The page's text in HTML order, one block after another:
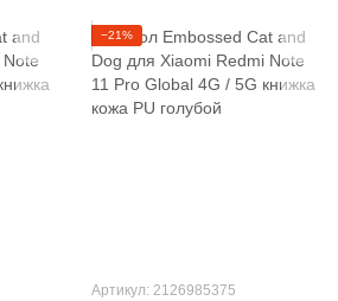
−21%
Артикул: 2126985375